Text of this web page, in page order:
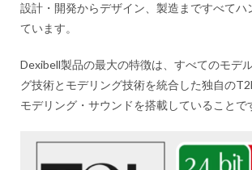
設計・開発からデザイン、製造まですべてハ
ています。
Dexibell製品の最大の特徴は、すべてのモデ
グ技術とモデリング技術を統合した独自の
モデリング・サウンドを搭載していることで